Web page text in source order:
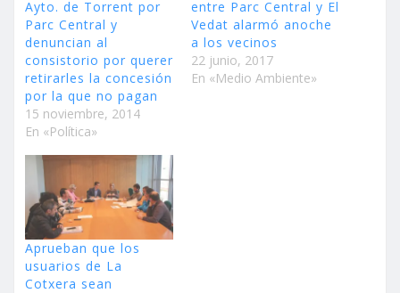
Ayto. de Torrent por
Parc Central y
denuncian al
consistorio por querer
retirarles la concesión
por la que no pagan
15 noviembre, 2014
En «Política»
entre Parc Central y El
Vedat alarmó anoche
a los vecinos
22 junio, 2017
En «Medio Ambiente»
Aprueban que los
usuarios de La
Cotxera sean